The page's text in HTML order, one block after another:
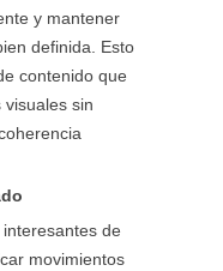
y mantener
definida. Esto
contenido que
visuales sin
de
movimientos